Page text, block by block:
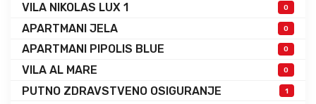
VILA NIKOLAS LUX 1 0
APARTMANI JELA 0
APARTMANI PIPOLIS BLUE 0
VILA AL MARE 0
PUTNO ZDRAVSTVENO OSIGURANJE 1